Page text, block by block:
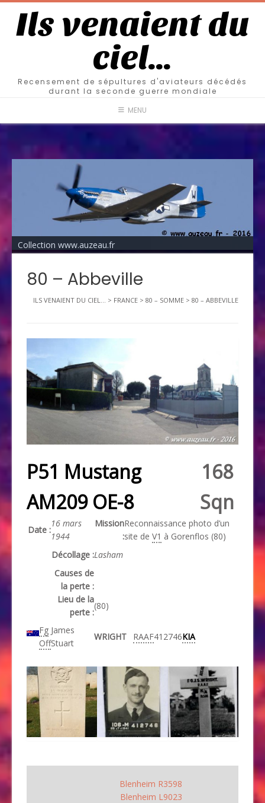
Ils venaient du
ciel…
Recensement de sépultures d'aviateurs décédés
durant la seconde guerre mondiale
MENU
Collection www.auzeau.fr
80 – Abbeville
ILS VENAIENT DU CIEL... > FRANCE > 80 – SOMME > 80 – ABBEVILLE
P51 Mustang
AM209 OE-8
168
Sqn
Date :
16 mars
1944
Mission
:
Reconnaissance photo d’un
site de V1 à Gorenflos (80)
Décollage :Lasham
Causes de
la perte :
Lieu de la
perte :
(80)
Fg
Off
James
Stuart
WRIGHT RAAF412746KIA
Blenheim R3598
Blenheim L9023